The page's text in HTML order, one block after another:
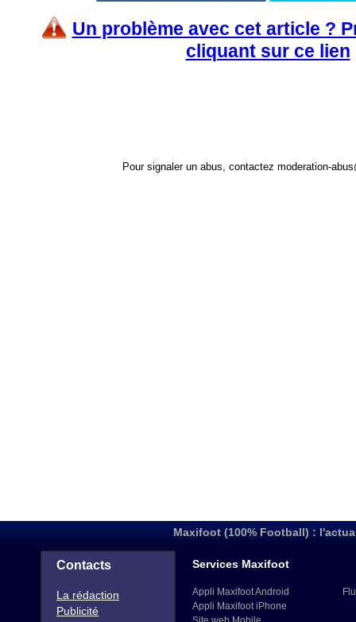
Un problème avec cet article ?
cliquant sur ce lien
Pour signaler un abus, contactez moderation-
Maxifoot (100% Football) :
Contacts
La rédaction
Publicité
Services Maxifoot
Appli Maxifoot Android
Appli Maxifoot iPhone